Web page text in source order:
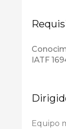
IATF
Equipo